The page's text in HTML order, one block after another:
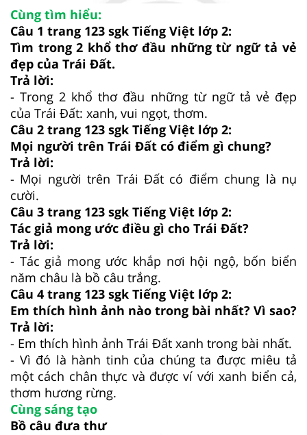
Cùng tìm hiểu:
Câu 1 trang 123 sgk Tiếng Việt lớp 2:
Tìm trong 2 khổ thơ đầu những từ ngữ tả vẻ
đẹp của Trái Đất.
Trả lời:
-Trong 2 khổ thơ đầu những từ ngữ tả vẻ đẹp
của Trái Đất: xanh, vui ngọt, thơm.
Câu 2 trang 123 sgk Tiếng Việt lớp 2:
Mọi người trên Trái Đất có điểm gì chung?
Trả lời:
- Mọi người trên Trái Đất có điểm chung là nụ
cười.
Câu 3 trang 123 sgk Tiếng Việt lớp 2:
Tác giả mong ước điều gì cho Trái Đất?
Trả lời:
- Tác giả mong ước khắp nơi hội ngộ, bốn biển
năm châu là bồ câu trắng.
Câu 4 trang 123 sgk Tiếng Việt lớp 2:
Em thích hình ảnh nào trong bài nhất? Vì sao?
Trả lời:
- Em thích hình ảnh Trái Đất xanh trong bài nhất.
- Vì đó là hành tinh của chúng ta được miêu tả
một cách chân thực và được ví với xanh biển cả,
thơm hương rừng.
Cùng sáng tạo
Bồ câu đưa thư